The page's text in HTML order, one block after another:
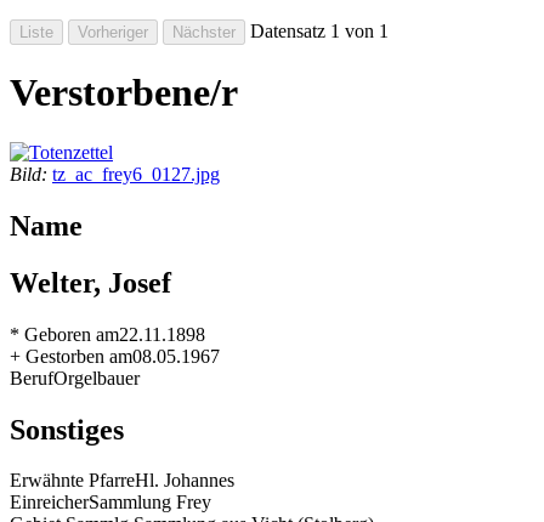
Datensatz 1 von 1
Verstorbene/r
Bild: tz_ac_frey6_0127.jpg
Name
Welter, Josef
* Geboren am22.11.1898
+ Gestorben am08.05.1967
BerufOrgelbauer
Sonstiges
Erwähnte PfarreHl. Johannes
EinreicherSammlung Frey